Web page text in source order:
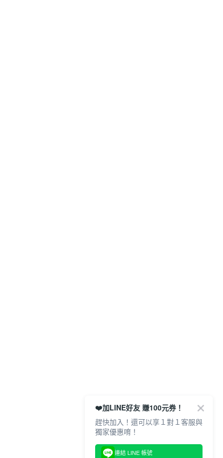
❤️加LINE好友 賺100元券！
趕快加入！還可以享１對１客服與
獨家優惠唷！
連結 LINE 帳號